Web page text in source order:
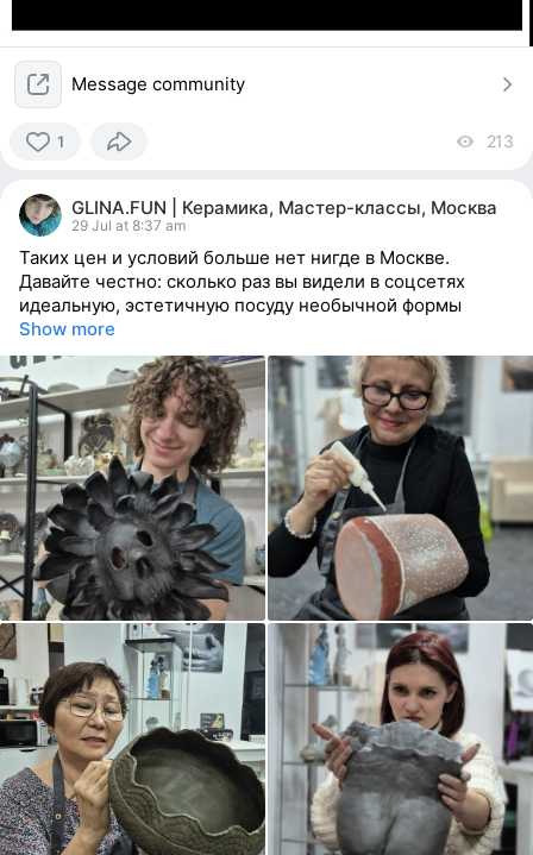
Message community
1
person
reacted
213
GLINA.FUN | Керамика, Мастер-классы, Москва
29 Jul at 8:37 am
Таких цен и условий больше нет нигде в Москве.
Давайте честно: сколько раз вы видели в соцсетях
идеальную, эстетичную посуду необычной формы
Show more